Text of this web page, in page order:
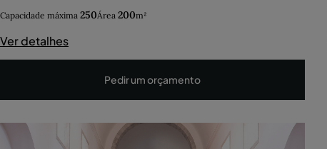
Capacidade máxima 250Área 200m²
Ver detalhes
Pedir um orçamento